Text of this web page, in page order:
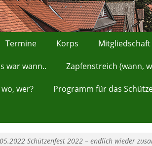
Termine Korps Mitgliedschaft
war wann.. Zapfenstreich (wann,
wer? Programm für das
Schützenfest 2022 – endlich wieder